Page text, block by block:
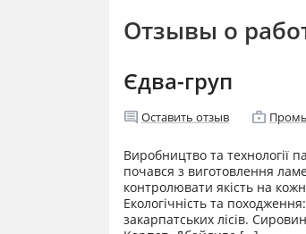
Отзывы о
Єдва-груп
comment Оставить отзыв enterprise
Виробництво та технології
почався з виготовлення
контролювати якість на
Екологічність та
закарпатських лісів.